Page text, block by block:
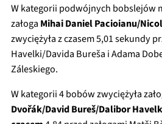
W kategorii podwójnych bobslejów
załoga Mihai Daniel Pacioianu/
zwyciężyła z czasem 5,01 sekundy
Havelki/Davida Bureša i Adama
Záleskiego.
W kategorii 4 bobów zwyciężyła
Dvořák/David Bureš/Dalibor